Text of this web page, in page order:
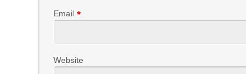
Email *
Website